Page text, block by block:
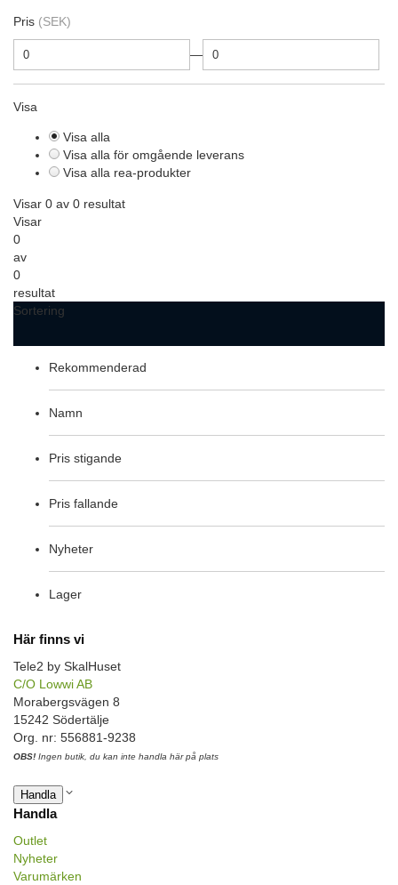
Pris (SEK)
—
Visa
Visa alla
Visa alla för omgående leverans
Visa alla rea-produkter
Visar 0 av 0 resultat
Visar
0
av
0
resultat
Sortering
Rekommenderad
Namn
Pris stigande
Pris fallande
Nyheter
Lager
Här finns vi
Tele2 by SkalHuset
C/O Lowwi AB
Morabergsvägen 8
15242 Södertälje
Org. nr: 556881-9238
OBS! Ingen butik, du kan inte handla här på plats
Handla
Handla
Outlet
Nyheter
Varumärken